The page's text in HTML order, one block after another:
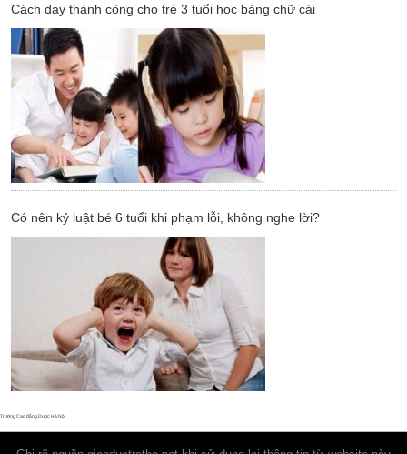
Cách dạy thành công cho trẻ 3 tuổi học bảng chữ cái
Có nên kỷ luật bé 6 tuổi khi phạm lỗi, không nghe lời?
Trường Cao đẳng Dược Hà Nội